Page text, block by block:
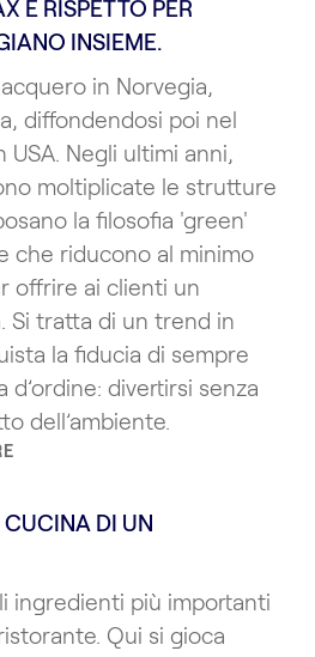
E RISPETTO PER
INSIEME.
in Norvegia,
diffondendosi poi nel
USA. Negli ultimi anni,
moltiplicate le strutture
la filosofia 'green'
che riducono al minimo
offrire ai clienti un
Si tratta di un trend in
la fiducia di sempre
d’ordine: divertirsi senza
dell’ambiente.
DI UN
ingredienti più importanti
Qui si gioca